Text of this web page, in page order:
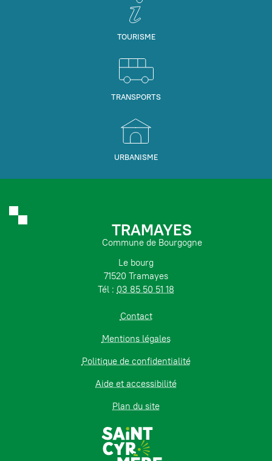
TOURISME
TRANSPORTS
URBANISME
TRAMAYES
Commune de Bourgogne
Le bourg
71520 Tramayes
Tél : 03 85 50 51 18
Contact
Mentions légales
Politique de confidentialité
Aide et accessibilité
Plan du site